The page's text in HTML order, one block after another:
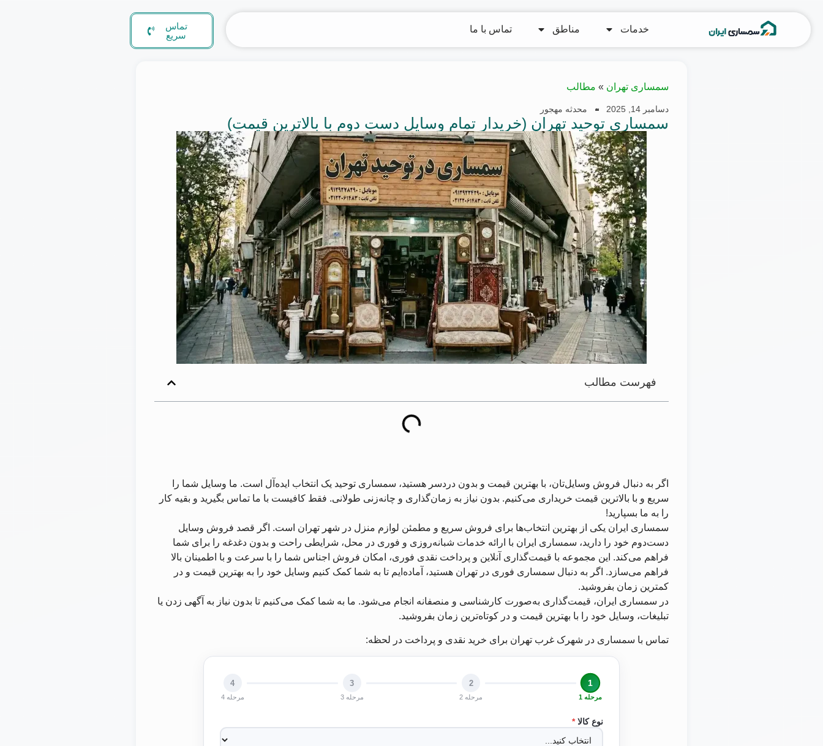
خدمات مناطق تماس با ما
تماس
سریع
سمساری تهران » مطالب
دسامبر 14, 2025 محدثه مهجور
سمساری توحید تهران (خریدار تمام وسایل دست دوم با بالاترین قیمت)
فهرست مطالب
اگر به دنبال فروش وسایل‌تان، با بهترین قیمت و بدون دردسر هستید، سمساری توحید یک انتخاب ایده‌آل است. ما وسایل شما را
سریع و با بالاترین قیمت خریداری می‌کنیم. بدون نیاز به زمان‌گذاری و چانه‌زنی طولانی. فقط کافیست با ما تماس بگیرید و بقیه کار
را به ما بسپارید!
سمساری ایران یکی از بهترین انتخاب‌ها برای فروش سریع و مطمئن لوازم منزل در شهر تهران است. اگر قصد فروش وسایل
دست‌دوم خود را دارید، سمساری ایران با ارائه خدمات شبانه‌روزی و فوری در محل، شرایطی راحت و بدون دغدغه را برای شما
فراهم می‌کند. این مجموعه با قیمت‌گذاری آنلاین و پرداخت نقدی فوری، امکان فروش اجناس شما را با سرعت و با اطمینان بالا
فراهم می‌سازد. اگر به دنبال سمساری فوری در تهران هستید، آماده‌ایم تا به شما کمک کنیم وسایل خود را به بهترین قیمت و در
کمترین زمان بفروشید.
در سمساری ایران، قیمت‌گذاری به‌صورت کارشناسی و منصفانه انجام می‌شود. ما به شما کمک می‌کنیم تا بدون نیاز به آگهی زدن یا
تبلیغات، وسایل خود را با بهترین قیمت و در کوتاه‌ترین زمان بفروشید.
تماس با سمساری در شهرک غرب تهران برای خرید نقدی و پرداخت در لحظه:
1
مرحله 1
2
مرحله 2
3
مرحله 3
4
مرحله 4
نوع کالا*